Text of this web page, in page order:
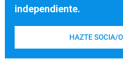
independiente.
HAZTE SOCIA/